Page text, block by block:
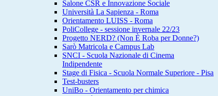
Salone CSR e Innovazione Sociale
Università La Sapienza - Roma
Orientamento LUISS - Roma
PoliCollege - sessione invernale 22/23
Progetto NERD? (Non È Roba per Donne?)
Sarò Matricola e Campus Lab
SNCI - Scuola Nazionale di Cinema
Indipendente
Stage di Fisica - Scuola Normale Superiore - Pisa
Test-busters
UniBo - Orientamento per chimica